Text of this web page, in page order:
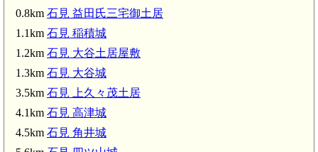
0.8km 石見 益田氏三宅御土居
1.1km 石見 稲積城
1.2km 石見 大谷土居屋敷
1.3km 石見 大谷城
3.5km 石見 上久々茂土居
4.1km 石見 高津城
4.5km 石見 角井城